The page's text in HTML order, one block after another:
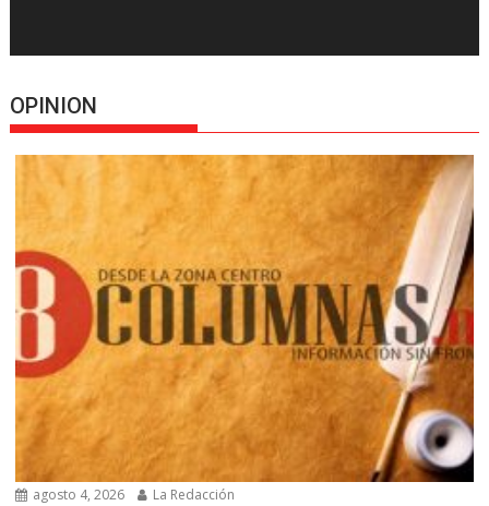
OPINION
agosto 4, 2026 La Redacción